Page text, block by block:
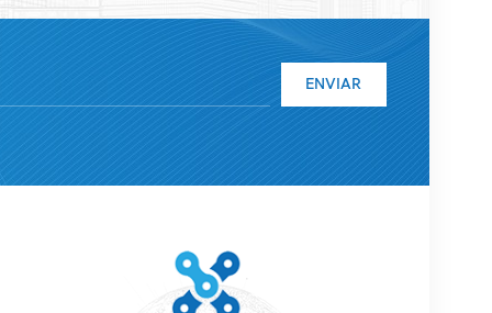
com produtos de alta qualidade,
ENVIAR